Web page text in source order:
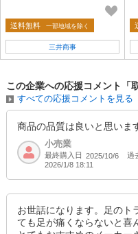
送料無料 一部地域を除く
三井商事
この企業への応援コメント「
すべての応援コメントを見る
商品の品質は良いと思いま
小売業
最終購入日 2025/10/6 過
2026/1/8 18:11
お世話になります。足のト
ても足が痛くならないと喜